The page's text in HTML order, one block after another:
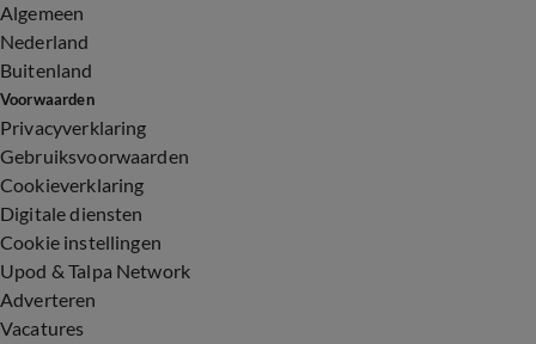
Algemeen
Nederland
Buitenland
Voorwaarden
Privacyverklaring
Gebruiksvoorwaarden
Cookieverklaring
Digitale diensten
Cookie instellingen
Upod & Talpa Network
Adverteren
Vacatures